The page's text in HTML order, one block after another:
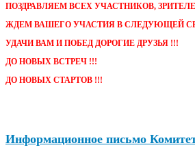
ПОЗДРАВЛЯЕМ ВСЕХ УЧАСТНИКОВ,
ЖДЕМ ВАШЕГО УЧАСТИЯ В СЛЕДУЮЩЕЙ
УДАЧИ ВАМ И ПОБЕД ДОРОГИЕ ДРУЗЬЯ !!!
ДО НОВЫХ ВСТРЕЧ !!!
ДО НОВЫХ СТАРТОВ !!!
Информационное письмо